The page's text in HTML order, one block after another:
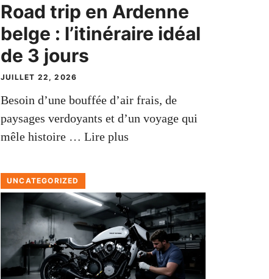
Road trip en Ardenne
belge : l’itinéraire idéal
de 3 jours
JUILLET 22, 2026
Besoin d’une bouffée d’air frais, de
paysages verdoyants et d’un voyage qui
mêle histoire … Lire plus
UNCATEGORIZED